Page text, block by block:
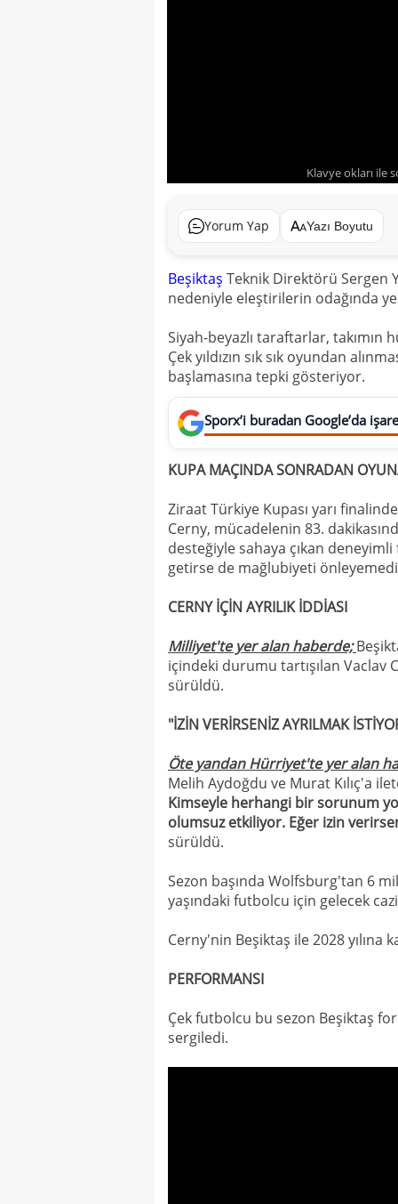
Klavye okları ile
Yorum Yap Yazı Boyutu
Beşiktaş Teknik Direktörü Sergen
nedeniyle eleştirilerin odağında
Siyah-beyazlı taraftarlar,
Çek yıldızın sık sık oyundan
başlamasına tepki gösteriyor.
Sporx’i buradan Google’da
KUPA MAÇINDA SONRADAN
Ziraat Türkiye Kupası yarı
Cerny, mücadelenin 83.
desteğiyle sahaya çıkan
getirse de mağlubiyeti
CERNY İÇİN AYRILIK İDDİASI
Milliyet'te yer alan haberde;
içindeki durumu tartışılan Vaclav
sürüldü.
"İZİN VERİRSENİZ AYRILMAK
Öte yandan Hürriyet'te yer alan
Melih Aydoğdu ve Murat Kılıç'a
Kimseyle herhangi bir sorunum
olumsuz etkiliyor. Eğer izin
sürüldü.
Sezon başında Wolfsburg'tan 6
yaşındaki futbolcu için gelecek
Cerny'nin Beşiktaş ile 2028 yılına
PERFORMANSI
Çek futbolcu bu sezon Beşiktaş
sergiledi.